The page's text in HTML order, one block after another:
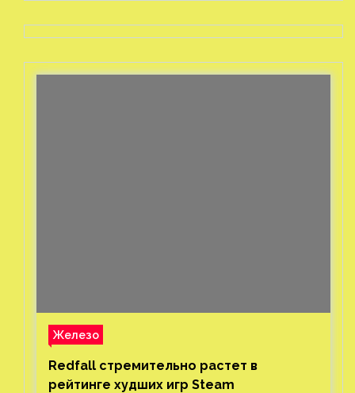
Железо
Redfall стремительно растет в
рейтинге худших игр Steam